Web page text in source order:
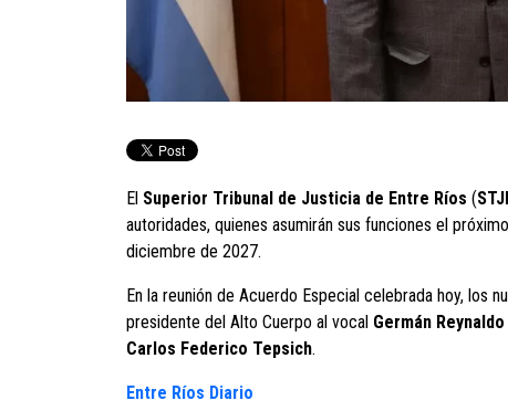
El Superior Tribunal de Justicia de Entre Ríos (
autoridades, quienes asumirán sus funciones el
diciembre de 2027.
En la reunión de Acuerdo Especial celebrada hoy, los
presidente del Alto Cuerpo al vocal Germán
Carlos Federico Tepsich.
Entre Ríos Diario